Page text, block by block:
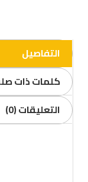
التفاصيل
كلمات ذات
التعليقات (0)